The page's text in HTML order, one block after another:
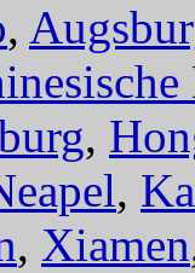
,
,
,
, Xiamen